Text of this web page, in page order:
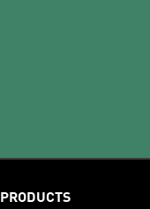
PRODUCTS